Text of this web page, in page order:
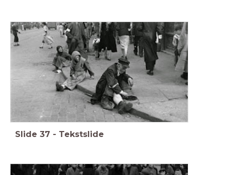
Slide 37 - Tekstslide